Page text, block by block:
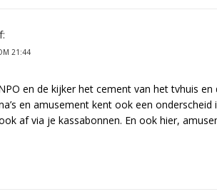
21:44
en de kijker het cement van het tvhuis
en amusement kent ook een onderscheid
af via je kassabonnen. En ook hier,